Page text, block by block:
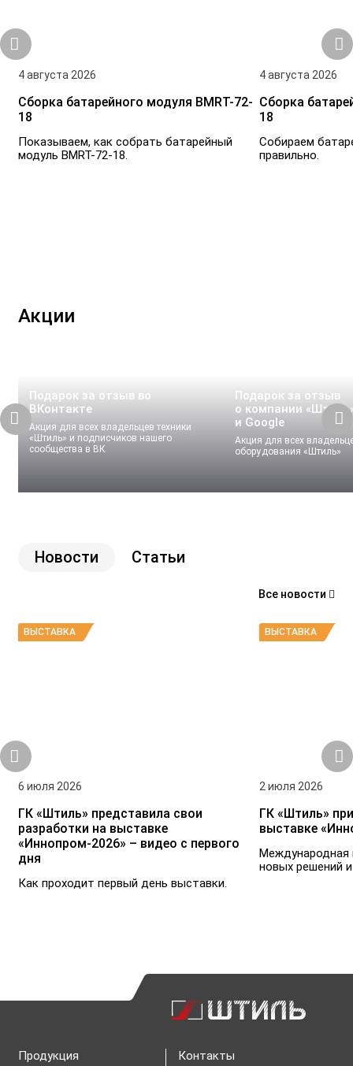
4 августа 2026
Сборка батарейного модуля BMRT-72-
18
Показываем, как собрать батарейный
модуль BMRT-72-18.
4 августа 2026
Сборка
18
Собираем
правильно.
Акции
Подарок за отзыв во
ВКонтакте
Акция для всех владельцев техники
«Штиль» и подписчиков нашего
сообщества в ВК
Подарок за отзыв
о компании
и Google
Акция для всех
оборудования «Штиль»
Новости Статьи
Все новости
ВЫСТАВКА
6 июля 2026
ГК «Штиль» представила свои
разработки на выставке
«Иннопром-2026» – видео с первого
дня
Как проходит первый день выставки.
ВЫСТАВКА
2 июля 2026
ГК «Штиль»
выставке
Международная
новых решений
Продукция Контакты